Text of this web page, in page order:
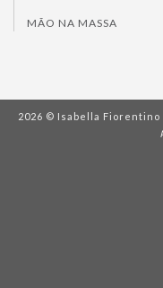
MÃO NA MASSA
2026 © Isabella